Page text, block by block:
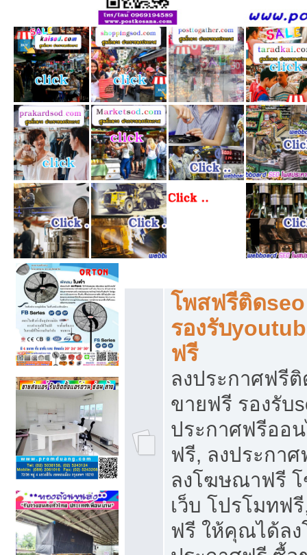
โพสฟรีติด
รองรับ
ฟรี
ลงประกาศฟรีติ
ขายฟรี รองรับ
ประกาศฟรีออ
ฟรี, ลงประกา
ลงโฆษณาฟรี
เว็บ โปรโมทฟ
ฟรี ให้คุณได้ล